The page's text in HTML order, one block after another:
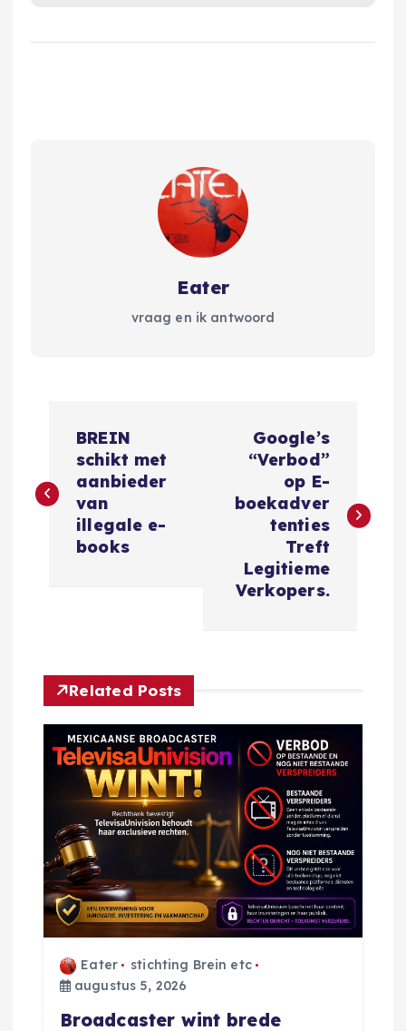
Eater
vraag en ik antwoord
r
t
n
g
BREIN
schikt met
aanbieder
van
illegale e-
books
Google’s
“Verbod”
op E-
boekadver
tenties
Treft
Legitieme
Verkopers.
Related Posts
Eater
stichting Brein etc
augustus 5, 2026
Broadcaster wint brede